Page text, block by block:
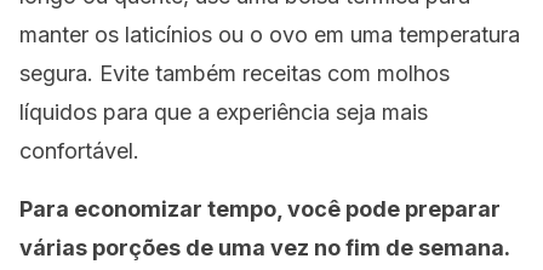
manter os laticínios ou o ovo em uma temperatura
segura. Evite também receitas com molhos
líquidos para que a experiência seja mais
confortável.
Para economizar tempo, você pode preparar
várias porções de uma vez no fim de semana.